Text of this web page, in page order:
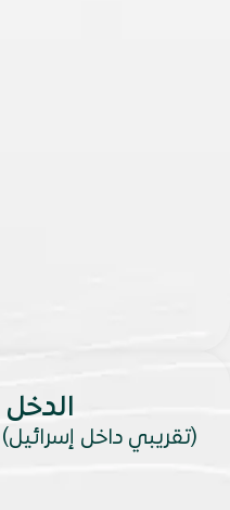
الدخل
(تقريبي داخل إسرائيل)